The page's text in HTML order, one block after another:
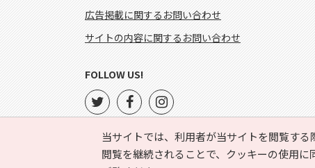
当サイトでは、利用者が当サイトを閲覧す
閲覧を継続されることで、クッキーの使用に
広告掲載に関するお問い合わせ
サイトの内容に関するお問い合わせ
FOLLOW US!